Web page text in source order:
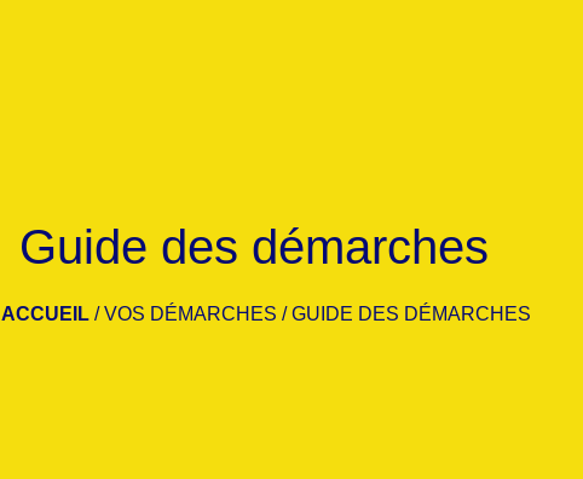
Guide des démarches
ACCUEIL /VOS DÉMARCHES /GUIDE DES DÉMARCHES